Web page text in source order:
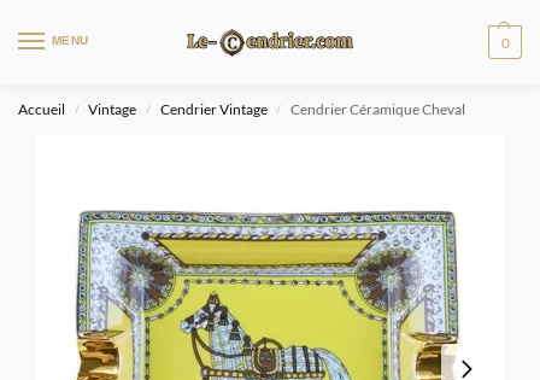
MENU 0
Accueil / Vintage / Cendrier Vintage / Cendrier Céramique Cheval